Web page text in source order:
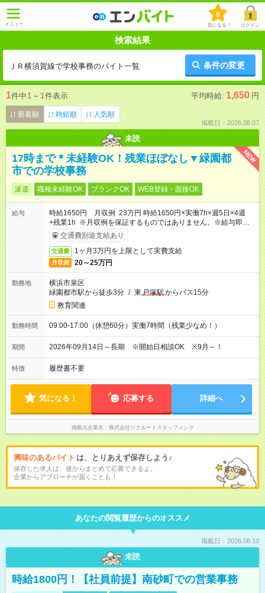
メニュー
0
気になる！ ログイン
検索結果
ＪＲ横須賀線で学校事務のバイト一覧 条件の変更
1件中1 ～ 1件表示 平均時給: 1,650 円
新着順 時給順 人気順
掲載日：2026.08.07
未読
NEW
17時まで＊未経験OK！残業ほぼなし▼緑園都
市での学校事務
派遣 職種未経験OK ブランクOK WEB登録・面接OK
給与
時給1650円 月収例 23万円 時給1650円×実働7h×週5日×4週
+残業1h ※月収例を保証するものではありません。※給与即受取
りサービス利用可（利用条件有）
交通費別途支給あり
交通費 1ヶ月3万円を上限として実費支給
月収例 20～25万円
勤務地
横浜市泉区
緑園都市駅から徒歩3分 / 東 戸塚駅からバス15分
教育関連
勤務時間 09:00-17:00（休憩60分）実働7時間（残業少なめ！）
期間 2026年09月14日～長期 ※開始日相談OK ※9月～！
特徴 履歴書不要
気になる！ 応募する 詳細へ
掲載元企業名 株式会社リクルートスタッフィング
興味のあるバイト は、とりあえず保存しよう♪
保存した求人は、後からまとめて応募できるよ。
企業からアプローチが届くことも！
あなたの閲覧履歴からのオススメ
掲載日：2026.08.10
未読
時給1800円！【社員前提】南砂町での営業事務